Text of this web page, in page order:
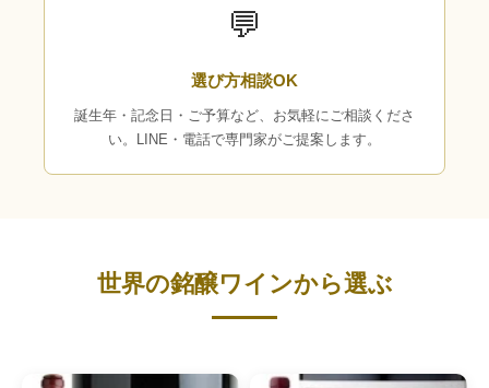
💬
選び方相談OK
誕生年・記念日・ご予算など、お気軽にご相談くださ
い。LINE・電話で専門家がご提案します。
世界の銘醸ワインから選ぶ